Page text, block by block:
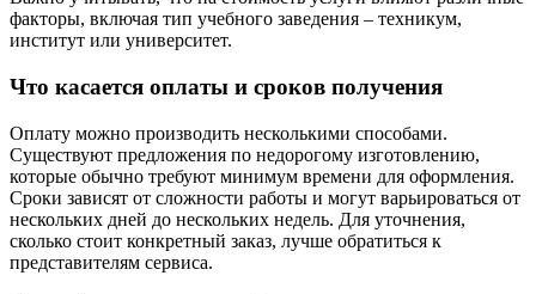
факторы, включая тип учебного заведения – техникум,
институт или университет.
Что касается оплаты и сроков получения
Оплату можно производить несколькими способами.
Существуют предложения по недорогому изготовлению,
которые обычно требуют минимум времени для оформления.
Сроки зависят от сложности работы и могут варьироваться от
нескольких дней до нескольких недель. Для уточнения,
сколько стоит конкретный заказ, лучше обратиться к
представителям сервиса.